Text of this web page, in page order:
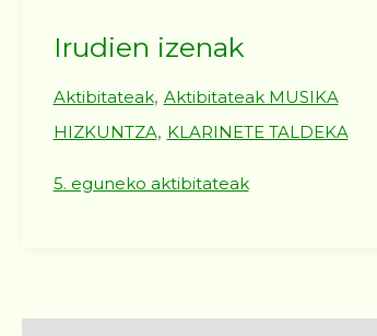
Irudien izenak
Aktibitateak, Aktibitateak MUSIKA
HIZKUNTZA, KLARINETE TALDEKA
5. eguneko aktibitateak